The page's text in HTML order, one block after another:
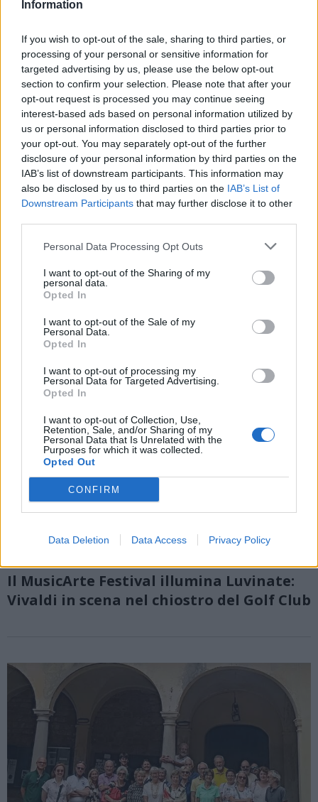
Information
If you wish to opt-out of the sale, sharing to third parties, or
processing of your personal or sensitive information for
targeted advertising by us, please use the below opt-out
section to confirm your selection. Please note that after your
opt-out request is processed you may continue seeing
interest-based ads based on personal information utilized by
us or personal information disclosed to third parties prior to
your opt-out. You may separately opt-out of the further
disclosure of your personal information by third parties on the
IAB’s list of downstream participants. This information may
also be disclosed by us to third parties on the IAB’s List of
Downstream Participants that may further disclose it to other
Personal Data Processing Opt Outs
I want to opt-out of the Sharing of my
personal data.
Opted In
I want to opt-out of the Sale of my
Personal Data.
Opted In
I want to opt-out of processing my
Personal Data for Targeted Advertising.
Opted In
I want to opt-out of Collection, Use,
Retention, Sale, and/or Sharing of my
Personal Data that Is Unrelated with the
Purposes for which it was collected.
Opted Out
CONFIRM
Data Deletion Data Access Privacy Policy
possono essere automaticamente pubblicati senza filtro preventivo. I commenti
ADV
Il MusicArte Festival illumina Luvinate:
Vivaldi in scena nel chiostro del Golf Club